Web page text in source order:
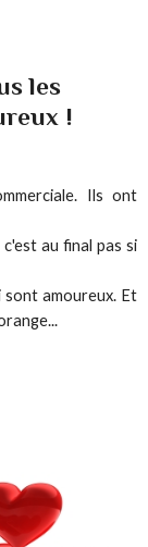
les
!
Ils ont
au final pas si
sont amoureux. Et